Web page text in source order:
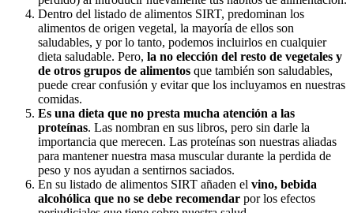
Dentro del listado de alimentos SIRT, predominan los
alimentos de origen vegetal, la mayoría de ellos son
saludables, y por lo tanto, podemos incluirlos en cualquier
dieta saludable. Pero, la no elección del resto de vegetales y
de otros grupos de alimentos que también son saludables,
puede crear confusión y evitar que los incluyamos en nuestras
comidas.
Es una dieta que no presta mucha atención a las
proteínas. Las nombran en sus libros, pero sin darle la
importancia que merecen. Las proteínas son nuestras aliadas
para mantener nuestra masa muscular durante la perdida de
peso y nos ayudan a sentirnos saciados.
En su listado de alimentos SIRT añaden el vino, bebida
alcohólica que no se debe recomendar por los efectos